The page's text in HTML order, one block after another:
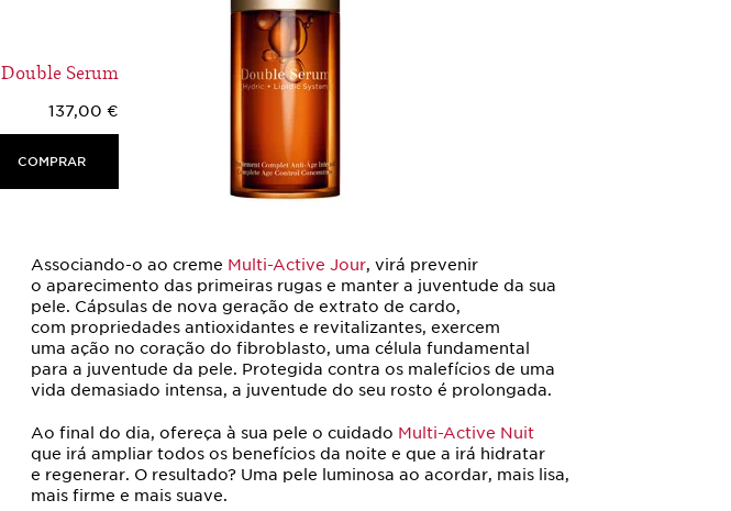
Double Serum
137,00 €
COMPRAR
Associando-o ao creme Multi-Active Jour, virá prevenir
o aparecimento das primeiras rugas e manter a juventude da sua
pele. Cápsulas de nova geração de extrato de cardo,
com propriedades antioxidantes e revitalizantes, exercem
uma ação no coração do fibroblasto, uma célula fundamental
para a juventude da pele. Protegida contra os malefícios de uma
vida demasiado intensa, a juventude do seu rosto é prolongada.
Ao final do dia, ofereça à sua pele o cuidado Multi-Active Nuit
que irá ampliar todos os benefícios da noite e que a irá hidratar
e regenerar. O resultado? Uma pele luminosa ao acordar, mais lisa,
mais firme e mais suave.